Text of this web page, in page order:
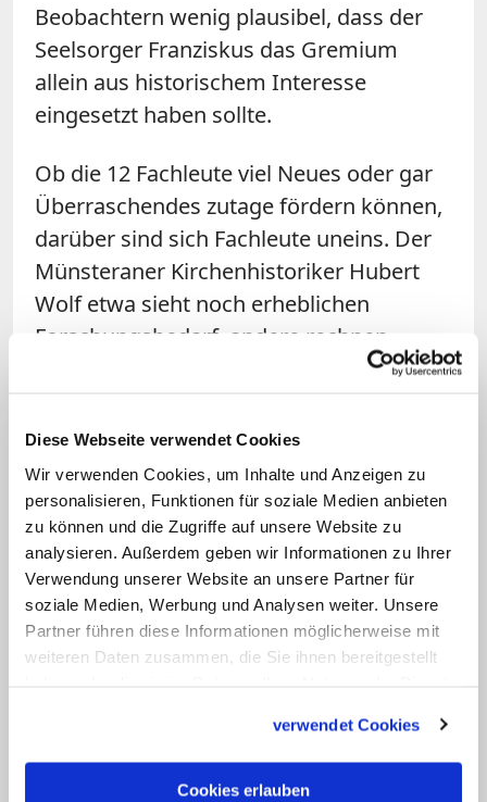
Diese Webseite verwendet Cookies
Wir verwenden Cookies, um Inhalte und Anzeigen zu
personalisieren, Funktionen für soziale Medien anbieten
zu können und die Zugriffe auf unsere Website zu
analysieren. Außerdem geben wir Informationen zu Ihrer
Verwendung unserer Website an unsere Partner für
soziale Medien, Werbung und Analysen weiter. Unsere
Partner führen diese Informationen möglicherweise mit
weiteren Daten zusammen, die Sie ihnen bereitgestellt
verwendet Cookies
Cookies erlauben
Beobachtern wenig plausibel, dass der
Seelsorger Franziskus das Gremium
allein aus historischem Interesse
eingesetzt haben sollte.
Ob die 12 Fachleute viel Neues oder gar
Überraschendes zutage fördern können,
darüber sind sich Fachleute uneins. Der
Münsteraner Kirchenhistoriker Hubert
Wolf etwa sieht noch erheblichen
Forschungsbedarf, andere rechnen
lediglich mit weiteren historischen
Vatikan mit dem Diakonat der Frau
beschäftigt. Die Internationale
Theologenkommission, das wichtigste
theologische Beratergremium der
Glaubenskongregation, äußerte sich
2003 zumindest skeptisch zu einer
jedoch keine eindeutige Empfehlung vor.
geklärt werden.